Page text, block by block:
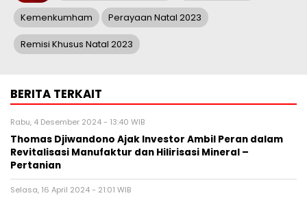
Kemenkumham Perayaan Natal 2023
Remisi Khusus Natal 2023
BERITA TERKAIT
Rabu, 4 Desember 2024 - 13:40 WIB
Thomas Djiwandono Ajak Investor Ambil Peran dalam
Revitalisasi Manufaktur dan Hilirisasi Mineral –
Pertanian
Selasa, 16 April 2024 - 21:01 WIB